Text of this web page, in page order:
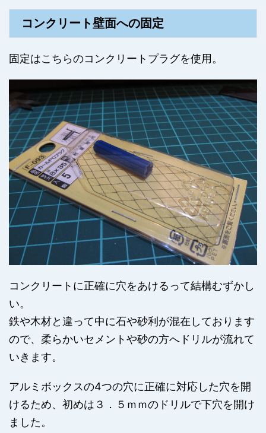
コンクリート壁面への固定
固定はこちらのコンクリートプラグを使用。
コンクリートに正確に穴をあけるって結構むずかし
い。
鉄や木材と違って中に石や砂利が混在しております
ので、柔らかいセメントや砂の方へドリルが流れて
いきます。
アルミボックスの4つの穴に正確に対応した穴を開
けるため、初めは３．５ｍｍのドリルで下穴を開け
ました。